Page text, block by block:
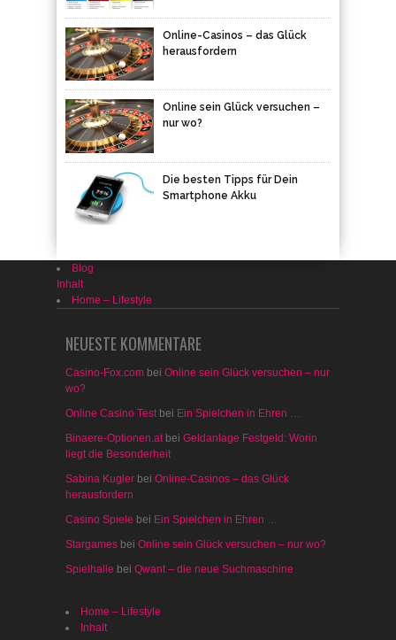
Online-Casinos – das Glück
herausfordern
Online sein Glück versuchen –
nur wo?
Die besten Tipps für Dein
Smartphone Akku
Blog
Inhalt
Home – Lifestyle
NEUESTE KOMMENTARE
Casino-Fox.com bei Online sein Glück versuchen – nur
wo?
Online Casino Testbei Ein Spielchen in Ehren …
Binaere-Optionen.atbei Geldanlage Festgeld: Worin
liegt die Besonderheit
Sabina Kugler bei Online-Casinos – das Glück
herausfordern
Casino Spiele bei Ein Spielchen in Ehren …
Stargames bei Online sein Glück versuchen – nur wo?
Spielhalle bei Qwant – die neue Suchmaschine
Home – Lifestyle
Inhalt